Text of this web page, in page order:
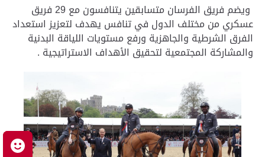
ويضم فريق الفرسان متسابقين يتنافسون مع 29 فريق
عسكري من مختلف الدول في تنافس يهدف لتعزيز استعداد
الفرق الشرطية والجاهزية ورفع مستويات اللياقة البدنية
والمشاركة المجتمعية لتحقيق الأهداف الاستراتيجية .